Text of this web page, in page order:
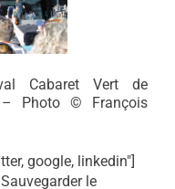
Cabaret Vert de
– Photo © François
google, linkedin"]
le